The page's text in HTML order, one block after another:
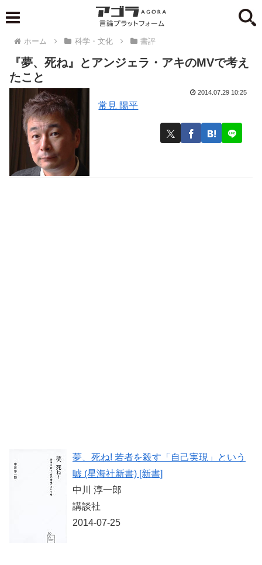
ホーム 科学・文化 書評
『夢、死ね』とアンジェラ・アキのMVで考え
たこと
常見 陽平
2014.07.29 10:25
夢、死ね! 若者を殺す「自己実現」という
嘘 (星海社新書) [新書]
中川 淳一郎
講談社
2014-07-25